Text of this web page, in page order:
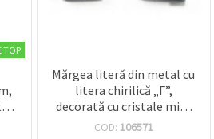
TOP
Mărgea literă din metal cu
litera chirilică „Г”,
decorată cu cristale mici,
culoare aurie, orificiu: 8
COD: 106571